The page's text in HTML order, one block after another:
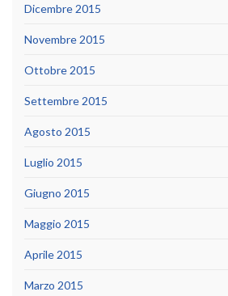
Dicembre 2015
Novembre 2015
Ottobre 2015
Settembre 2015
Agosto 2015
Luglio 2015
Giugno 2015
Maggio 2015
Aprile 2015
Marzo 2015